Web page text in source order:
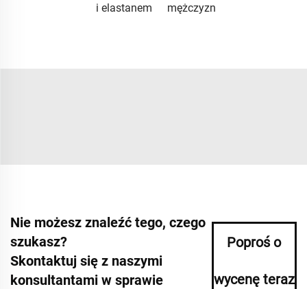
i elastanem
mężczyzn
Nie możesz znaleźć tego, czego
szukasz?
Skontaktuj się z naszymi
konsultantami w sprawie
Poproś o
wycenę teraz